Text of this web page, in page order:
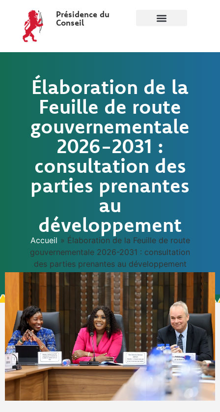
Présidence du
Conseil
Élaboration de la
Feuille de route
gouvernementale
2026-2031 :
consultation des
parties prenantes
au
développement
Accueil » Élaboration de la Feuille de route
gouvernementale 2026-2031 : consultation
des parties prenantes au développement